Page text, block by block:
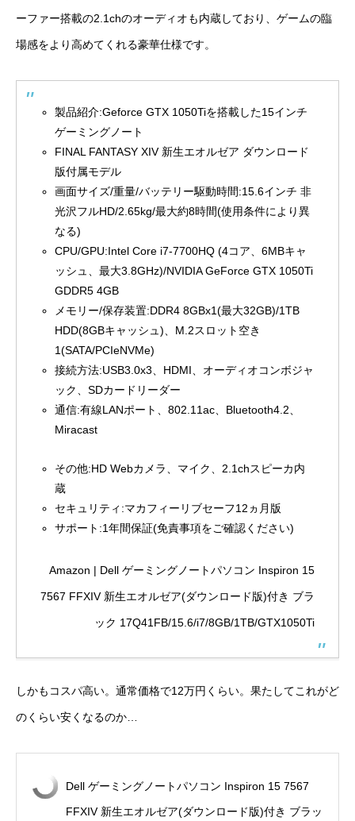
ーファー搭載の2.1chのオーディオも内蔵しており、ゲームの臨
場感をより高めてくれる豪華仕様です。
製品紹介:Geforce GTX 1050Tiを搭載した15インチ
ゲーミングノート
FINAL FANTASY XIV 新生エオルゼア ダウンロード
版付属モデル
画面サイズ/重量/バッテリー駆動時間:15.6インチ 非
光沢フルHD/2.65kg/最大約8時間(使用条件により異
なる)
CPU/GPU:Intel Core i7-7700HQ (4コア、6MBキャ
ッシュ、最大3.8GHz)/NVIDIA GeForce GTX 1050Ti
GDDR5 4GB
メモリー/保存装置:DDR4 8GBx1(最大32GB)/1TB
HDD(8GBキャッシュ)、M.2スロット空き
1(SATA/PCIeNVMe)
接続方法:USB3.0x3、HDMI、オーディオコンボジャ
ック、SDカードリーダー
通信:有線LANポート、802.11ac、Bluetooth4.2、
Miracast
その他:HD Webカメラ、マイク、2.1chスピーカ内
蔵
セキュリティ:マカフィーリブセーフ12ヵ月版
サポート:1年間保証(免責事項をご確認ください)
Amazon | Dell ゲーミングノートパソコン Inspiron 15
7567 FFXIV 新生エオルゼア(ダウンロード版)付き ブラ
ック 17Q41FB/15.6/i7/8GB/1TB/GTX1050Ti
しかもコスパ高い。通常価格で12万円くらい。果たしてこれがど
のくらい安くなるのか…
Dell ゲーミングノートパソコン Inspiron 15 7567
FFXIV 新生エオルゼア(ダウンロード版)付き ブラッ